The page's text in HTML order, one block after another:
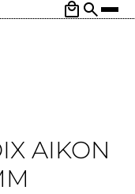
AIKON